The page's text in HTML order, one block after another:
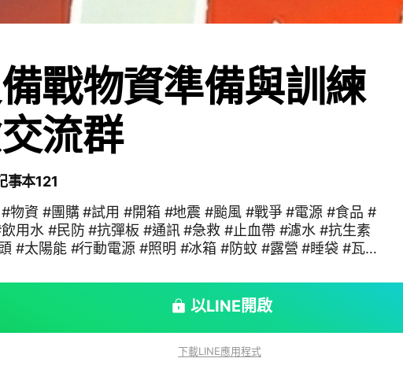
戰物資準備與訓練
流群
事本121
物資 #團購 #試用 #開箱 #地震 #颱風 #戰爭 #電源 #食品 #
用水 #民防 #抗彈板 #通訊 #急救 #止血帶 #濾水 #抗生素
#太陽能 #行動電源 #照明 #冰箱 #防蚊 #露營 #睡袋 #瓦
以LINE開啟
下載LINE應用程式